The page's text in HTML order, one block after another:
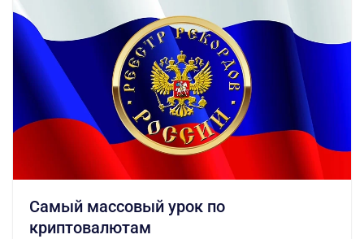
Самый массовый урок по
криптовалютам